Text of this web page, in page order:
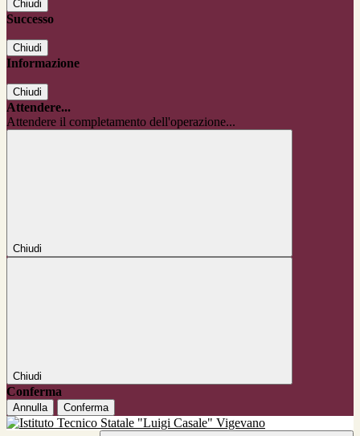
Chiudi
Successo
Chiudi
Informazione
Chiudi
Attendere...
Attendere il completamento dell'operazione...
Chiudi
Chiudi
Conferma
Annulla Conferma